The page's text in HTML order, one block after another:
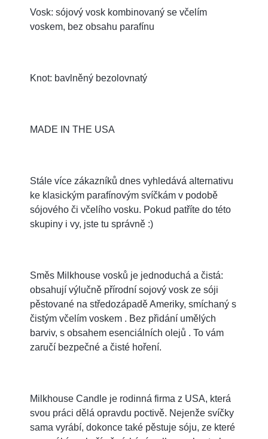
Vosk: sójový vosk kombinovaný se včelím
voskem, bez obsahu parafínu
Knot: bavlněný bezolovnatý
MADE IN THE USA
Stále více zákazníků dnes vyhledává alternativu
ke klasickým parafínovým svíčkám v podobě
sójového či včelího vosku. Pokud patříte do této
skupiny i vy, jste tu správně :)
Směs Milkhouse vosků je jednoduchá a čistá:
obsahují výlučně přírodní sojový vosk ze sóji
pěstované na středozápadě Ameriky, smíchaný s
čistým včelím voskem . Bez přidání umělých
barviv, s obsahem esenciálních olejů . To vám
zaručí bezpečné a čisté hoření.
Milkhouse Candle je rodinná firma z USA, která
svou práci dělá opravdu poctivě. Nejenže svíčky
sama vyrábí, dokonce také pěstuje sóju, ze které